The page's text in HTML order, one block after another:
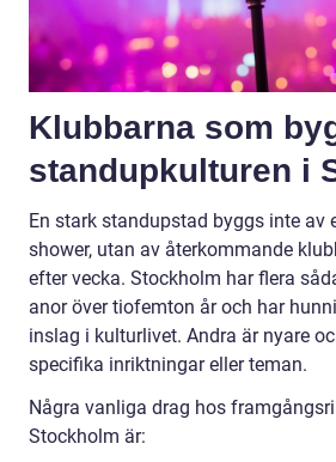
Klubbarna som
standupkulturen i
En stark standupstad byggs inte av
shower, utan av återkommande
efter vecka. Stockholm har flera
anor över tiofemton år och har
inslag i kulturlivet. Andra är nyare
specifika inriktningar eller teman.
Några vanliga drag hos
Stockholm är: